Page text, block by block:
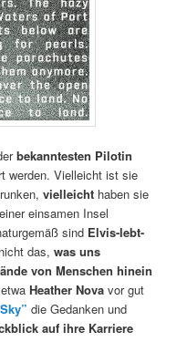
bekanntesten Pilotin
werden. Vielleicht ist sie
vielleicht haben sie
einsamen Insel
sind Elvis-lebt-
nicht das,was uns
von Menschen hinein
etwaHeather Nova vor gut
die Gedanken und
auf ihre Karriere